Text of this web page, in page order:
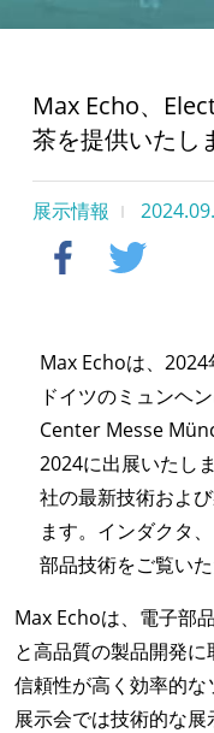
Max Echo、
茶を提供いたし
展示情報
Max Echoは、2024
ドイツのミュンヘ
Center Messe
2024に出展いたし
社の最新技術およ
ます。インダクタ
部品技術をご覧い
Max Echoは、電子部
と高品質の製品開発
信頼性が高く効率的な
展示会では技術的な